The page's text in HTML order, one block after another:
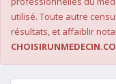
utilisé. Toute autre
résultats, et affaiblir